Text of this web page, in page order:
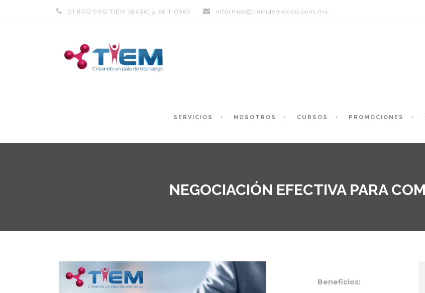
01 800 900 TIEM (8436) y 5611-0969 informes@tiemdemexico.com.mx
SERVICIOS NOSOTROS CURSOS PROMOCIONES
NEGOCIACIÓN EFECTIVA PARA
Beneficios: